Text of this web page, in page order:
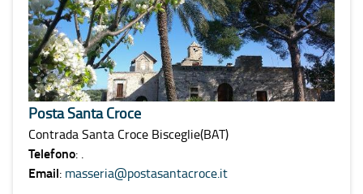
Posta Santa Croce
Contrada Santa Croce Bisceglie(BAT)
Telefono: .
Email: masseria@postasantacroce.it